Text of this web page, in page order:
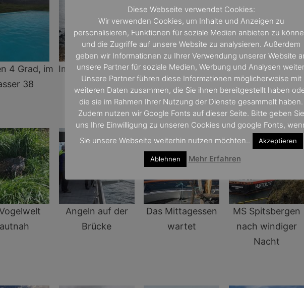
4 Grad, im
38
Immer im Einsatz:
Tenderboote
Polarfuchs in
Aktion
Überall zu finden
Angeln auf der
Brücke
Das Mittagessen
wartet
MS Spitsbergen
nach windiger
Nacht
Diese Webseite verwendet Cookies:
Wir verwenden Cookies, um Inhalte und Anzeigen zu
personalisieren, Funktionen für soziale Medien anbieten zu
und die Zugriffe auf unsere Website zu analysieren. Außerdem
geben wir Informationen zu Ihrer Verwendung unserer Website
unsere Partner für soziale Medien, Werbung und Analysen
Unsere Partner führen diese Informationen möglicherweise mit
weiteren Daten zusammen, die Sie ihnen bereitgestellt haben
die sie im Rahmen Ihrer Nutzung der Dienste gesammelt haben.
Zudem nutzen wir Google Fonts auf dieser Seite. Bitte geben Sie
uns Ihre Einwilligung zu unseren Cookies und google Fonts,
Sie unsere Webseite weiterhin nutzen möchten..
Akzeptieren
Ablehnen Mehr Erfahren